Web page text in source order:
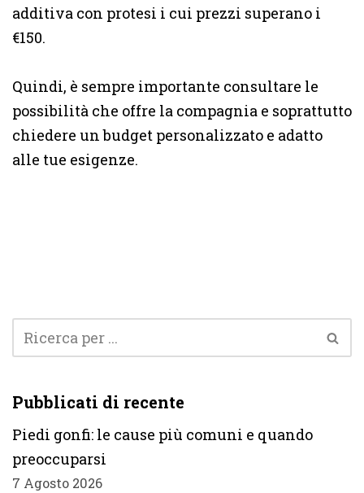
additiva con protesi i cui prezzi superano i
€150.
Quindi, è sempre importante consultare le
possibilità che offre la compagnia e soprattutto
chiedere un budget personalizzato e adatto
alle tue esigenze.
Pubblicati di recente
Piedi gonfi: le cause più comuni e quando
preoccuparsi
7 Agosto 2026